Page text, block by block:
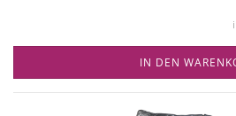
IN DEN